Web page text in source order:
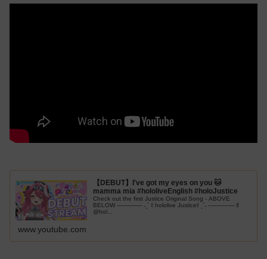
【DEBUT】I've got my eyes on you 🐱
mamma mia #hololiveEnglish #holoJustice
Check out the first Justice Original Song - ABOVE
BELOW ‐‐‐‐‐‐‐‐‐‐‐‐‐‐ ˗ˏˋ ꒰ hololive Justice꒱ ˎˊ˗ ‐‐‐‐‐‐‐‐‐‐‐‐‐‐‐💄
@hol...
www.youtube.com